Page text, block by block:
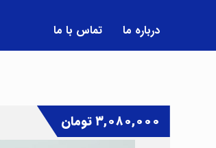
درباره ما تماس با ما
۳,۰۸۰,۰۰۰تومان